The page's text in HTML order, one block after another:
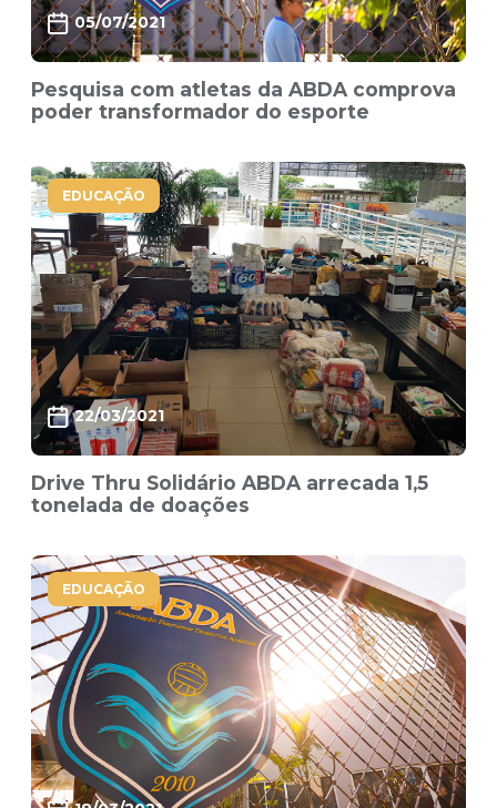
05/07/2021
Pesquisa com atletas da ABDA comprova
poder transformador do esporte
EDUCAÇÃO
22/03/2021
Drive Thru Solidário ABDA arrecada 1,5
tonelada de doações
EDUCAÇÃO